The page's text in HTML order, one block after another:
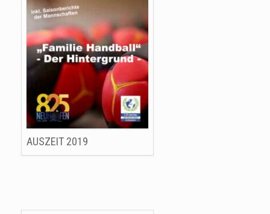
AUSZEIT 2019